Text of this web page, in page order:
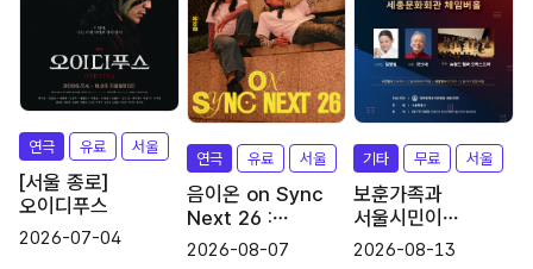
연극 유료 서울
[서울 종로]
오이디푸스
2026-07-04
연극 유료 서울
음이온 on Sync
Next 26 :
개기일식 기다리기
2026-08-07
기타 무료 서울
보훈가족과
서울시민이
함께하는
2026-08-13